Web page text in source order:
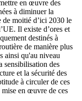
en œuvre des
à diminuer la
moitié d’ici 2030 le
Il existe d’ores et
destinés à
de manière plus
ainsi qu'au niveau
sensibilisation des
et la sécurité des
à circuler de ces
en œuvre de ces